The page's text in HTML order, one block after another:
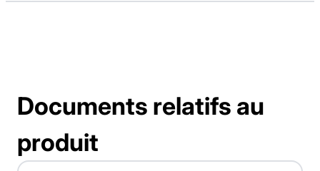
Documents relatifs au
produit